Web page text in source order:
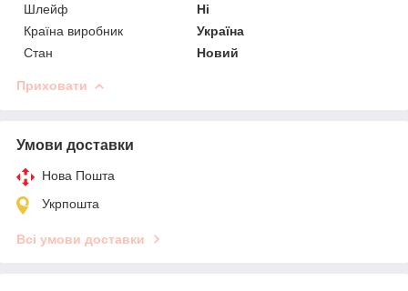
Шлейф
Ні
Країна виробник
Україна
Стан
Новий
Приховати
Умови доставки
Нова Пошта
Укрпошта
Всі умови доставки